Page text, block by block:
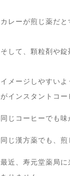
カレーが煎じ薬だ
そして、顆粒剤や
イメージしやすい
がインスタントコー
同じコーヒーでも味
同じ漢方薬でも、煎
最近、寿元堂薬局